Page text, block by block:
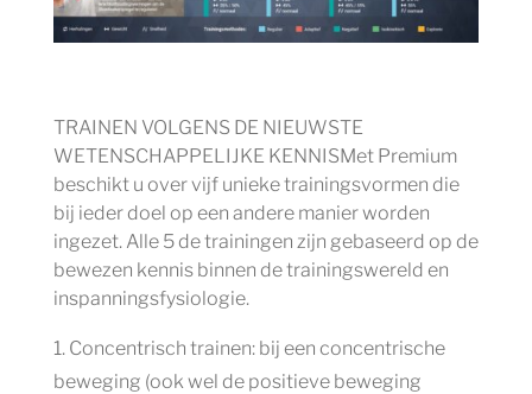
TRAINEN VOLGENS DE NIEUWSTE
WETENSCHAPPELIJKE KENNISMet Premium
beschikt u over vijf unieke trainingsvormen die
bij ieder doel op een andere manier worden
ingezet. Alle 5 de trainingen zijn gebaseerd op de
bewezen kennis binnen de trainingswereld en
inspanningsfysiologie.
Concentrisch trainen: bij een concentrische
beweging (ook wel de positieve beweging